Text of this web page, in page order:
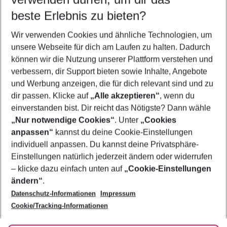
5-8 Nächte
2 Erwachsene Keine Kinder
Mehr Filter anzeigen
Footer
Footer navigation
Über uns
AGB
Bestpreisgarantie
Cookie-Einstellungen ändern
Cookie-Richtlinie
Agenturbetreuung
Barrierefreies Reisen
Folge uns
beste Erlebnis zu bieten?
Wir verwenden Cookies und ähnliche Technologien, um
unsere Webseite für dich am Laufen zu halten. Dadurch
können wir die Nutzung unserer Plattform verstehen und
verbessern, dir Support bieten sowie Inhalte, Angebote
und Werbung anzeigen, die für dich relevant sind und zu
dir passen. Klicke auf „Alle akzeptieren“, wenn du
einverstanden bist. Dir reicht das Nötigste? Dann wähle
„Nur notwendige Cookies“. Unter „Cookies
anpassen“ kannst du deine Cookie-Einstellungen
individuell anpassen. Du kannst deine Privatsphäre-
Einstellungen natürlich jederzeit ändern oder widerrufen
– klicke dazu einfach unten auf „Cookie-Einstellungen
ändern“.
Datenschutz-Informationen
Impressum
Cookie/Tracking-Informationen